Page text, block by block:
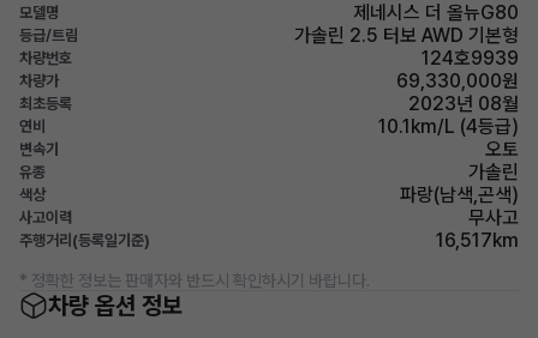
모델명 제네시스 더 올뉴G80
등급/트림 가솔린 2.5 터보 AWD 기본형
차량번호 124호9939
차량가 69,330,000원
최초등록 2023년 08월
연비 10.1km/L (4등급)
변속기 오토
유종 가솔린
색상 파랑(남색,곤색)
사고이력 무사고
주행거리(등록일기준) 16,517km
* 정확한 정보는 판매자와 반드시 확인하시기 바랍니다.
차량 옵션 정보